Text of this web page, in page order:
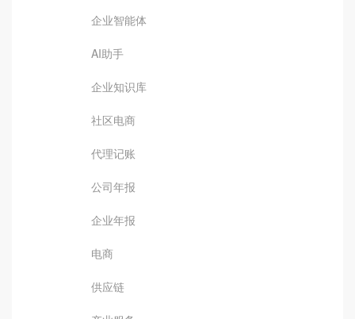
企业智能体
AI助手
企业知识库
社区电商
代理记账
公司年报
企业年报
电商
供应链